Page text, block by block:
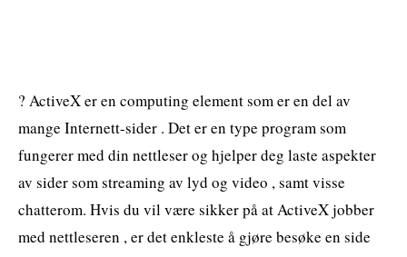
? ActiveX er en computing element som er en del av
mange Internett-sider . Det er en type program som
fungerer med din nettleser og hjelper deg laste aspekter
av sider som streaming av lyd og video , samt visse
chatterom. Hvis du vil være sikker på at ActiveX jobber
med nettleseren , er det enkleste å gjøre besøke en side